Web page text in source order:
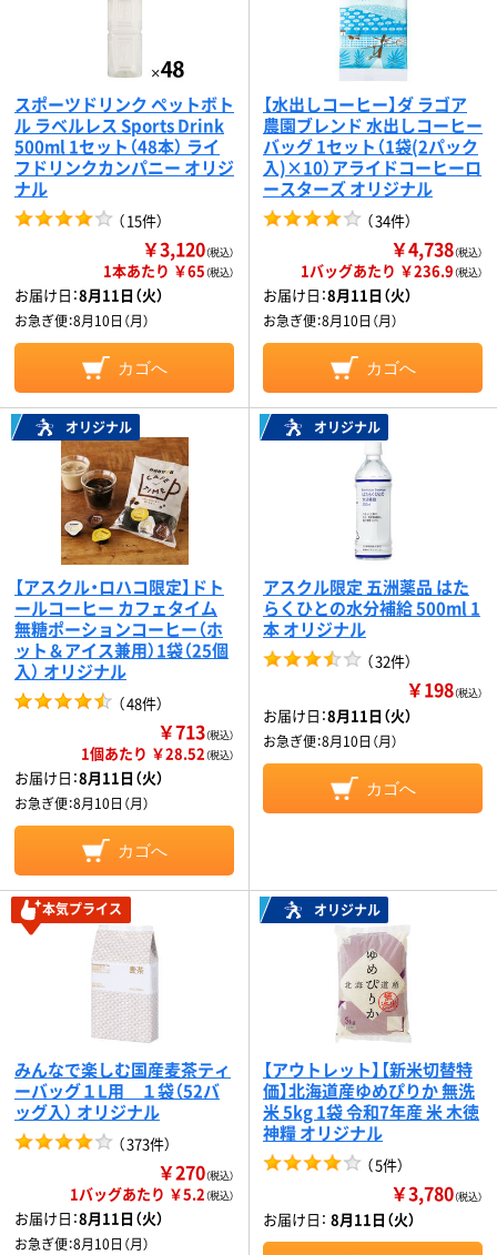
スポーツドリンク ペットボト
ル ラベルレス Sports Drink
500ml 1セット（48本） ライ
フドリンクカンパニー オリジ
ナル
（15件）
￥3,120（税込）
1本あたり ￥65（税込）
お届け日：8月11日（火）
お急ぎ便：8月10日（月）
カゴへ
【水出しコーヒー】ダ ラゴア
農園ブレンド 水出しコーヒー
バッグ 1セット（1袋(2パック
入)×10）アライドコーヒーロ
ースターズ オリジナル
（34件）
￥4,738（税込）
1バッグあたり ￥236.9（税込）
お届け日：8月11日（火）
お急ぎ便：8月10日（月）
カゴへ
オリジナル
【アスクル・ロハコ限定】ドト
ールコーヒー カフェタイム
無糖ポーションコーヒー（ホ
ット＆アイス兼用）1袋（25個
入） オリジナル
（48件）
￥713（税込）
1個あたり ￥28.52（税込）
お届け日：8月11日（火）
お急ぎ便：8月10日（月）
カゴへ
オリジナル
アスクル限定 五洲薬品 はた
らくひとの水分補給 500ml 1
本 オリジナル
（32件）
￥198（税込）
お届け日：8月11日（火）
お急ぎ便：8月10日（月）
カゴへ
本気プライス
みんなで楽しむ国産麦茶ティ
ーバッグ１L用 １袋（52バ
ッグ入） オリジナル
（373件）
￥270（税込）
1バッグあたり ￥5.2（税込）
お届け日：8月11日（火）
お急ぎ便：8月10日（月）
オリジナル
【アウトレット】【新米切替特
価】北海道産ゆめぴりか 無洗
米 5kg 1袋 令和7年産 米 木徳
神糧 オリジナル
（5件）
￥3,780（税込）
お届け日： 8月11日（火）